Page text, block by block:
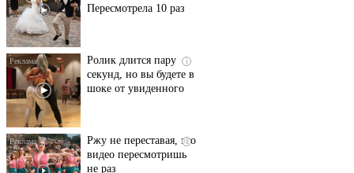
Пересмотрела 10 раз
i
Ролик длится пару
секунд, но вы будете в
шоке от увиденного
i
Ржу не переставая, это
видео пересмотришь
не раз